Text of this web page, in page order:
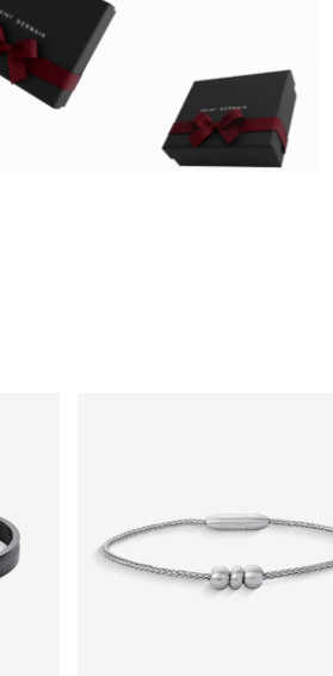
– Pode ser usada sozinha ou combinada
acessórios.
da compra, a nota fiscal será
o e-mail cadastrado em até um dia útil.